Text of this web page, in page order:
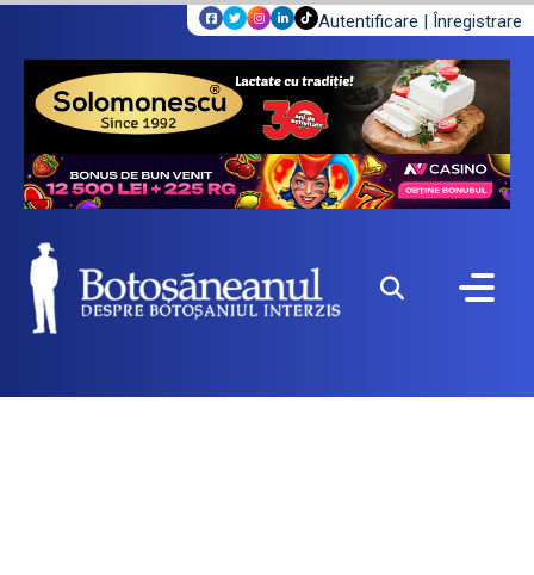
Autentificare | Înregistrare